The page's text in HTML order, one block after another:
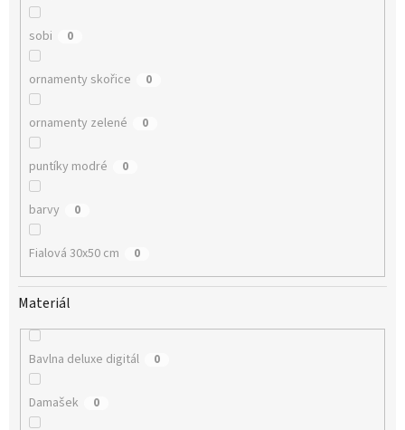
sobi 0
ornamenty skořice 0
ornamenty zelené 0
puntíky modré 0
barvy 0
Fialová 30x50 cm 0
Materiál
Bavlna deluxe digitál 0
Damašek 0